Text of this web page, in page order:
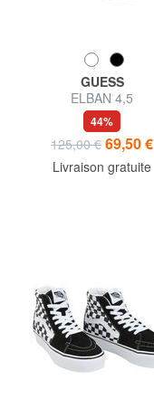
GUESS
ELBAN 4,5
44%
125,00 € 69,50 €
Livraison gratuite